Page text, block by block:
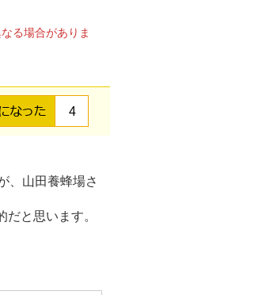
る場合がありま
4
、山田養蜂場さ
と思います。